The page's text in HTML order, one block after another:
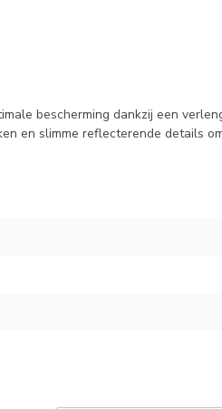
bescherming dankzij een
en slimme reflecterende details